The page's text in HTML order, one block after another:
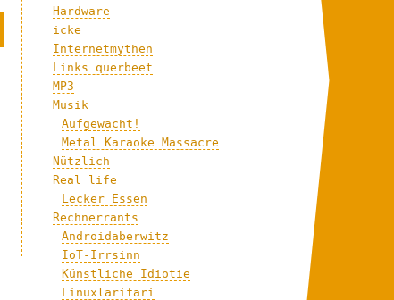
Hardware
icke
Internetmythen
Links querbeet
MP3
Musik
Aufgewacht!
Metal Karaoke Massacre
Nützlich
Real life
Lecker Essen
Rechnerrants
Androidaberwitz
IoT-Irrsinn
Künstliche Idiotie
Linuxlarifari